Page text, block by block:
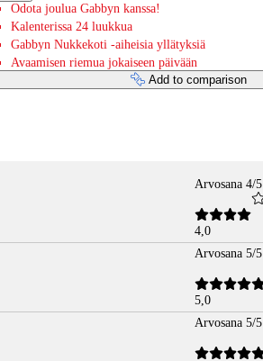
Odota joulua Gabbyn kanssa!
Kalenterissa 24 luukkua
Gabbyn Nukkekoti -aiheisia yllätyksiä
Avaamisen riemua jokaiseen päivään
Add to comparison
Arvosana 4/5
4,0
Arvosana 5/5
5,0
Arvosana 5/5